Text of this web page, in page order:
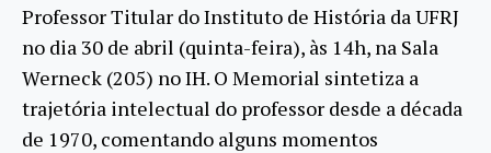
Professor Titular do Instituto de História da UFRJ
no dia 30 de abril (quinta-feira), às 14h, na Sala
Werneck (205) no IH. O Memorial sintetiza a
trajetória intelectual do professor desde a década
de 1970, comentando alguns momentos